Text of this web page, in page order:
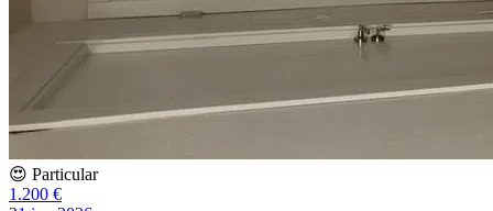
😍 Particular
1.200 €